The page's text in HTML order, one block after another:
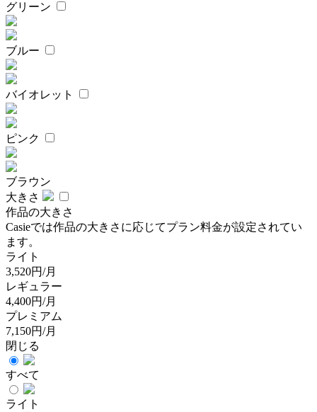
グリーン
ブルー
バイオレット
ピンク
ブラウン
大きさ
作品の大きさ
Casieでは作品の大きさに応じてプラン料金が設定されてい
ます。
ライト
3,520円/月
レギュラー
4,400円/月
プレミアム
7,150円/月
閉じる
すべて
ライト